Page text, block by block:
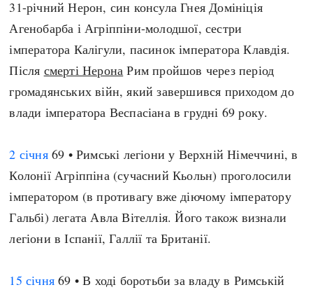
31-річний Нерон, син консула Гнея Домініція
Агенобарба і Агріппіни-молодшої, сестри
імператора Калігули, пасинок імператора Клавдія.
Після смерті Нерона Рим пройшов через період
громадянських війн, який завершився приходом до
влади імператора Веспасіана в грудні 69 року.
2 січня69 • Римські легіони у Верхній Німеччині, в
Колонії Агріппіна (сучасний Кьольн) проголосили
імператором (в противагу вже діючому імператору
Гальбі) легата Авла Вітеллія. Його також визнали
легіони в Іспанії, Галлії та Британії.
15 січня 69 • В ході боротьби за владу в Римській